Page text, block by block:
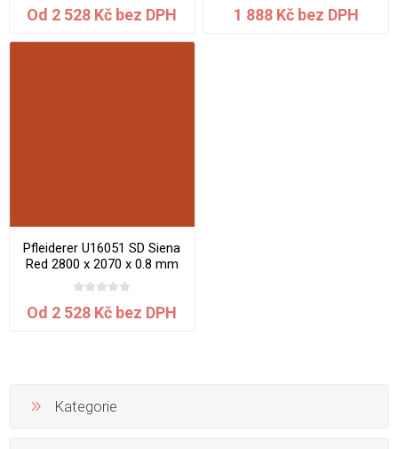
Od 2 528 Kč bez DPH 1 888 Kč bez DPH
Pfleiderer U16051 SD Siena
Red 2800 x 2070 x 0.8 mm
Od 2 528 Kč bez DPH
Kategorie